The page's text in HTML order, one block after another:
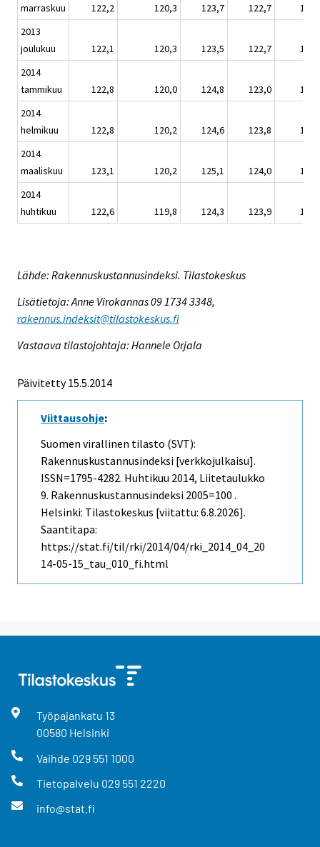
marraskuu 122,2 120,3 123,7 122,7
2013
joulukuu
122,1 120,3 123,5 122,7
2014
tammikuu
122,8 120,0 124,8 123,0
2014
helmikuu
122,8 120,2 124,6 123,8
2014
maaliskuu
123,1 120,2 125,1 124,0
2014
huhtikuu
122,6 119,8 124,3 123,9
Lähde: Rakennuskustannusindeksi. Tilastokeskus
Lisätietoja: Anne Virokannas 09 1734 3348,
rakennus.indeksit@tilastokeskus.fi
Vastaava tilastojohtaja: Hannele Orjala
Päivitetty 15.5.2014
Viittausohje:
Suomen virallinen tilasto (SVT):
Rakennuskustannusindeksi [verkkojulkaisu].
ISSN=1795-4282. Huhtikuu 2014, Liitetaulukko
9. Rakennuskustannusindeksi 2005=100 .
Helsinki: Tilastokeskus [viitattu: 6.8.2026].
Saantitapa:
https://stat.fi/til/rki/2014/04/rki_2014_04_20
14-05-15_tau_010_fi.html
Työpajankatu 13
00580 Helsinki
Vaihde 029 551 1000
Tietopalvelu 029 551 2220
info@stat.fi